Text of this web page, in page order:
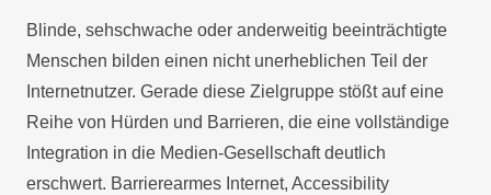
Blinde, sehschwache oder anderweitig beeinträchtigte
Menschen bilden einen nicht unerheblichen Teil der
Internetnutzer. Gerade diese Zielgruppe stößt auf eine
Reihe von Hürden und Barrieren, die eine vollständige
Integration in die Medien-Gesellschaft deutlich
erschwert. Barrierearmes Internet, Accessibility